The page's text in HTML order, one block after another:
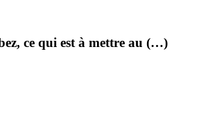
ce qui est à mettre au (…)